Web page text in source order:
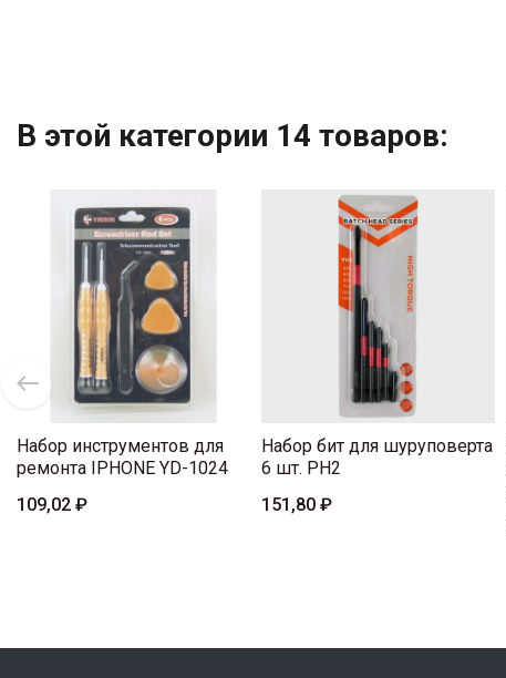
В этой категории 14 товаров:
Набор инструментов для
ремонта IPHONE YD-1024
109,02 ₽
Набор бит для шуруповерта
6 шт. PH2
151,80 ₽